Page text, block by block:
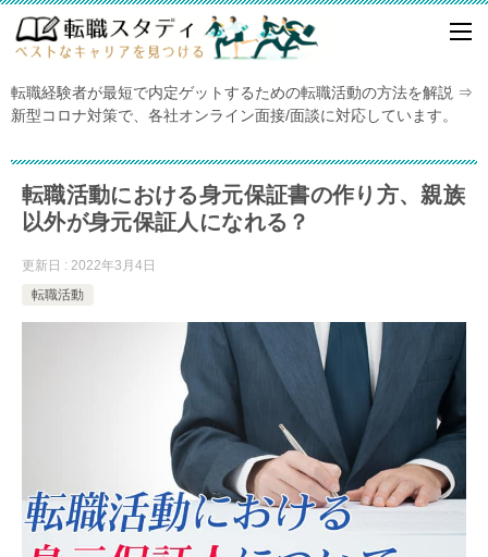
転職経験者が最短で内定ゲットするための転職活動の方法を解説 ⇒
新型コロナ対策で、各社オンライン面接/面談に対応しています。
転職活動における身元保証書の作り方、親族
以外が身元保証人になれる？
更新日 : 2022年3月4日
転職活動